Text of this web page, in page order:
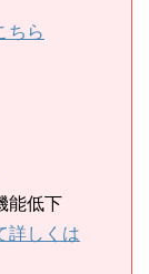
ちら
能低下
詳しくは